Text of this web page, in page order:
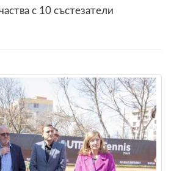
с 10 състезатели